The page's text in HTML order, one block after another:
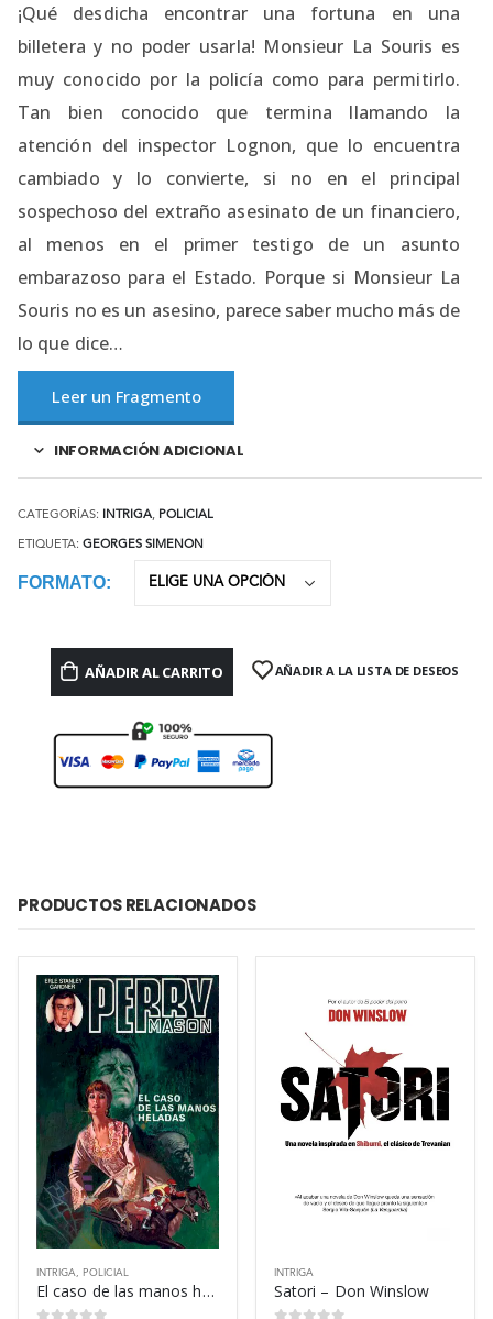
¡Qué desdicha encontrar una fortuna en una
billetera y no poder usarla! Monsieur La Souris es
muy conocido por la policía como para permitirlo.
Tan bien conocido que termina llamando la
atención del inspector Lognon, que lo encuentra
cambiado y lo convierte, si no en el principal
sospechoso del extraño asesinato de un financiero,
al menos en el primer testigo de un asunto
embarazoso para el Estado. Porque si Monsieur La
Souris no es un asesino, parece saber mucho más de
lo que dice…
Leer un Fragmento
INFORMACIÓN ADICIONAL
CATEGORÍAS: INTRIGA, POLICIAL
ETIQUETA: GEORGES SIMENON
FORMATO
AÑADIR AL CARRITO AÑADIR A LA LISTA DE DESEOS
PRODUCTOS RELACIONADOS
INTRIGA, POLICIAL
El caso de las manos heladas – Erle Stanley Gardner
INTRIGA
Satori – Don Winslow